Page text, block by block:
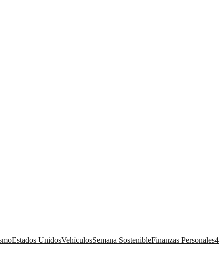
Estados UnidosVehículosSemana SostenibleFinanzas Personales4